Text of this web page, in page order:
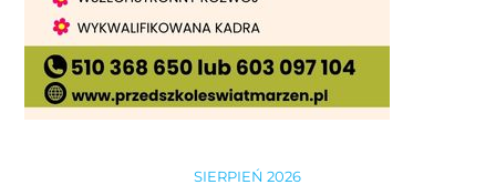
SIERPIEŃ 2026